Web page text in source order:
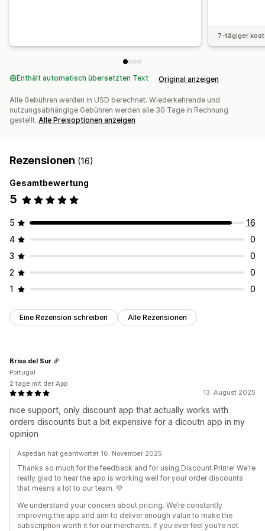
7-tägiger
Enthält automatisch übersetzten Text Original anzeigen
Alle Gebühren werden in USD berechnet. Wiederkehrende und
nutzungsabhängige Gebühren werden alle 30 Tage in Rechnung
gestellt. Alle Preisoptionen anzeigen
Rezensionen (16)
Gesamtbewertung
5
5
16
4
0
3
0
2
0
1
0
Eine Rezension schreiben Alle Rezensionen
13. August 2025
nice support, only discount app that actually works with
orders discounts but a bit expensive for a dicoutn app in my
opinion
Brisa del Sur
Portugal
2 tage mit der App
Aspedan hat geantwortet 16. November 2025
Thanks so much for the feedback and for using Discount Prime! We're
really glad to hear the app is working well for your order discounts
that means a lot to our team. 💚
We understand your concern about pricing. We’re constantly
improving the app and aim to deliver enough value to make the
subscription worth it for our merchants. If you ever feel you’re not